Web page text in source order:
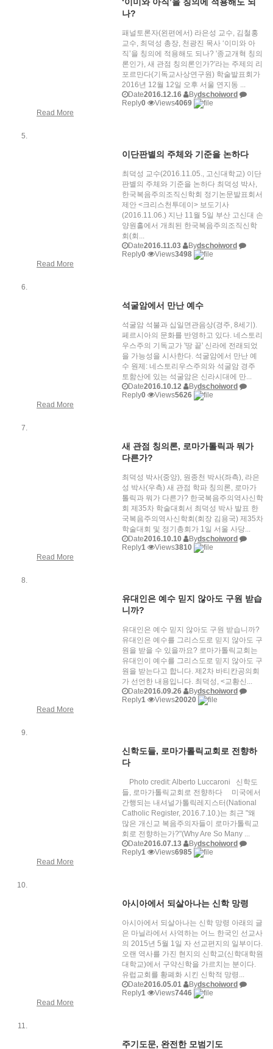
나?
패널토론자(왼편에서) 라은성 교수, 김철홍
교수, 최덕성 총장, 천광진 목사 ‘이미와 아
직’을 칭의에 적용해도 되나? '종교개혁 칭의
론인가, 새 관점 칭의론인가?'라는 주제의 리
포르만다(기독교사상연구원) 학술발표회가
2016년 12월 12일 오후 서울 연지동 ...
Date2016.12.16 Bydschoiword
Reply0 Views4069
Read More
이단판별의 주체와 기준을 논하다
최덕성 교수(2016.11.05., 고신대학교) 이단
판별의 주체와 기준을 논하다 최덕성 박사,
한국복음주의조직신학회 정기논문발표회서
제안 <크리스천투데이> 보도기사
(2016.11.06.) 지난 11월 5일 부산 고신대 손
양원홀에서 개최된 한국복음주의조직신학
회(회...
Date2016.11.03 Bydschoiword
Reply0 Views3498
Read More
석굴암에서 만난 예수
석굴암 석불과 십일면관음상(경주, 8세기).
페르시아의 문화를 반영하고 있다. 네스토리
우스주의 기독교가 '땅 끝' 신라에 전래되었
을 가능성을 시사한다. 석굴암에서 만난 예
수 원제: 네스토리우스주의와 석굴암 경주
토함산에 있는 석굴암은 신라시대에 만...
Date2016.10.12 Bydschoiword
Reply0 Views5626
Read More
새 관점 칭의론, 로마가톨릭과 뭐가
다른가?
최덕성 박사(중앙), 원종천 박사(좌측), 라은
성 박사(우측) 새 관점 학파 칭의론, 로마가
톨릭과 뭐가 다른가? 한국복음주의역사신학
회 제35차 학술대회서 최덕성 박사 발표 한
국복음주의역사신학회(회장 김용국) 제35차
학술대회 및 정기총회가 1일 서울 사당...
Date2016.10.10 Bydschoiword
Reply1 Views3810
Read More
유대인은 예수 믿지 않아도 구원 받습
니까?
유대인은 예수 믿지 않아도 구원 받습니까?
유대인은 예수를 그리스도로 믿지 않아도 구
원을 받을 수 있을까요? 로마가톨릭교회는
유대인이 예수를 그리스도로 믿지 않아도 구
원을 받는다고 합니다. 제2차 바티칸공의회
가 선언한 내용입니다. 최덕성, <교황신...
Date2016.09.26 Bydschoiword
Reply1 Views20020
Read More
신학도들, 로마가톨릭교회로 전향하
다
Photo credit: Alberto Luccaroni 신학도
들, 로마가톨릭교회로 전향하다 미국에서
간행되는 내셔널가톨릭레지스터(National
Catholic Register, 2016.7.10.)는 최근 "왜
많은 개신교 복음주의자들이 로마가톨릭교
회로 전향하는가?"(Why Are So Many ...
Date2016.07.13 Bydschoiword
Reply1 Views6985
Read More
아시아에서 되살아나는 신학 망령
아시아에서 되살아나는 신학 망령 아래의 글
은 마닐라에서 사역하는 어느 한국인 선교사
의 2015년 5월 1일 자 선교편지의 일부이다.
오랜 역사를 가진 현지의 신학교(신학대학원
대학교)에서 구약신학을 가르치는 분이다.
유럽교회를 황폐화 시킨 신학적 망령...
Date2016.05.01 Bydschoiword
Reply1 Views7446
Read More
주기도문, 완전한 모범기도